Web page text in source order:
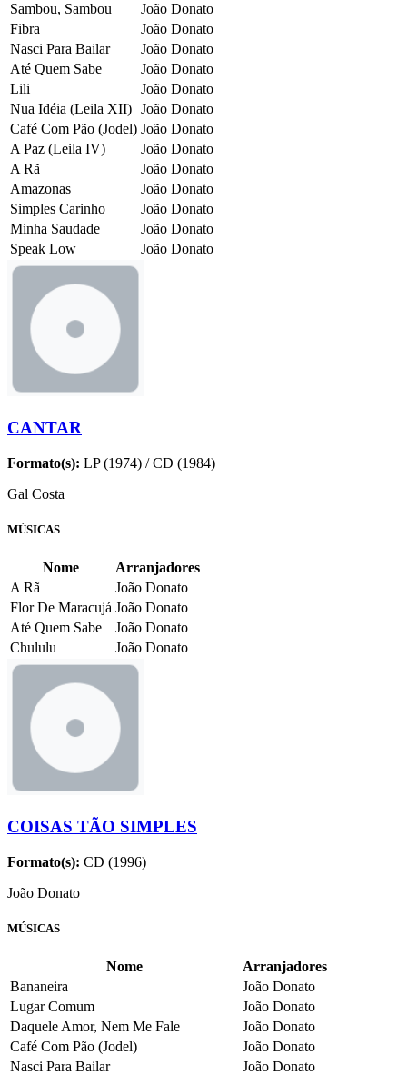
Sambou, Sambou
João Donato
Fibra
João Donato
Nasci Para Bailar
João Donato
Até Quem Sabe
João Donato
Lili
João Donato
Nua Idéia (Leila XII) João Donato
Café Com Pão (Jodel) João Donato
A Paz (Leila IV)
João Donato
A Rã
João Donato
Amazonas
João Donato
Simples Carinho
João Donato
Minha Saudade
João Donato
Speak Low
João Donato
CANTAR
Formato(s): LP (1974) / CD (1984)
Gal Costa
MÚSICAS
Nome
Arranjadores
A Rã
João Donato
Flor De Maracujá João Donato
Até Quem Sabe
João Donato
Chululu
João Donato
COISAS TÃO SIMPLES
Formato(s): CD (1996)
João Donato
MÚSICAS
Nome
Arranjadores
Bananeira
João Donato
Lugar Comum
João Donato
Daquele Amor, Nem Me Fale
João Donato
Café Com Pão (Jodel)
João Donato
Nasci Para Bailar
João Donato